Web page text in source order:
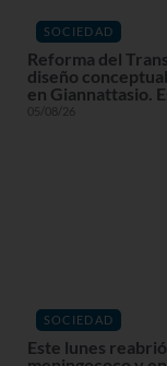
SOCIEDAD
Reforma del
diseño
en Giannattasio.
05/08/26
SOCIEDAD
Este lunes